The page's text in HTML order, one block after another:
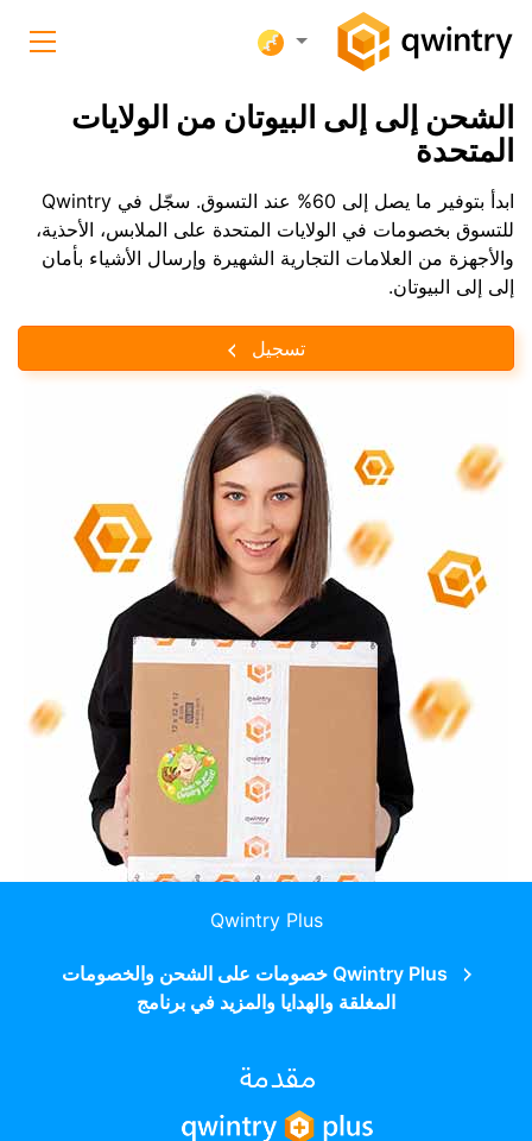
الشحن إلى إلى البيوتان من الولايات
المتحدة
ابدأ بتوفير ما يصل إلى 60% عند التسوق. سجّل في Qwintry
للتسوق بخصومات في الولايات المتحدة على الملابس، الأحذية،
والأجهزة من العلامات التجارية الشهيرة وإرسال الأشياء بأمان
إلى إلى البيوتان.
تسجيل
Qwintry Plus
Qwintry Plus خصومات على الشحن والخصومات
المغلقة والهدايا والمزيد في برنامج